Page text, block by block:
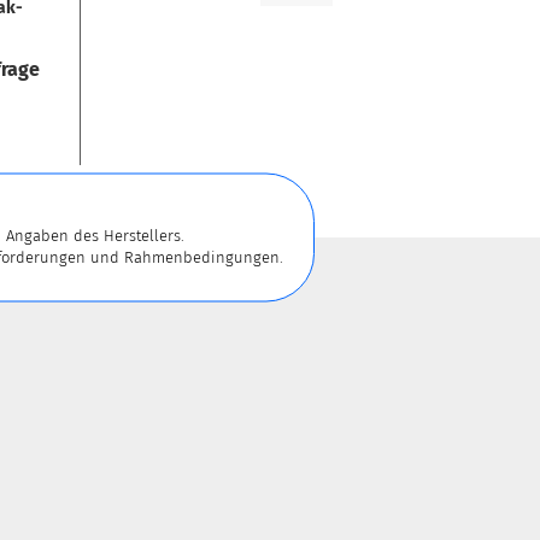
des Herstellers.
und Rahmenbedingungen.